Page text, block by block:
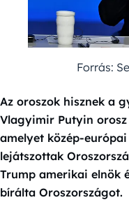
Forrás:
Az oroszok hisznek a
Vlagyimir Putyin
amelyet közép-
lejátszottak
Trump amerikai elnök
bírálta Oroszországot.